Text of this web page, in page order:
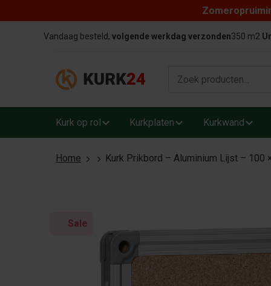
Vandaag besteld, volgende werkdag verzonden350 m2
Kurk op rol Kurkplaten Kurkwand
Home Kurk Prikbord – Aluminium Lijst – 100
Sale